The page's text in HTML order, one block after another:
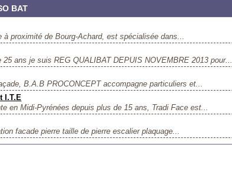
BAT
à proximité de Bourg-Achard, est spécialisée dans...
ans je suis REG QUALIBAT DEPUIS NOVEMBRE 2013 pour...
B.A.B PROCONCEPT accompagne particuliers et...
I.T.E
en Midi-Pyrénées depuis plus de 15 ans, Tradi Face est...
facade pierre taille de pierre escalier plaquage...